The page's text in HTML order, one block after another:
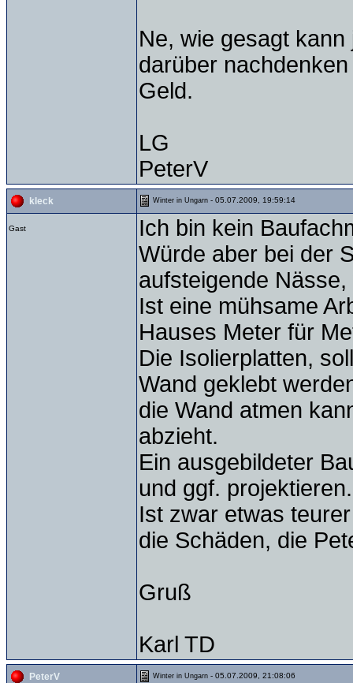
Ne, wie gesagt
darüber
Geld.
LG
PeterV
kleck Winter in Ungarn - 05.07.2009, 19:59:14
Gast
Ich bin kein
Würde aber bei der
aufsteigende
Ist eine mühsame
Hauses Meter für
Die Isolierplatten,
Wand geklebt
die Wand atmen
abzieht.
Ein ausgebildeter
und ggf. projektieren.
Ist zwar etwas
die Schäden, die
Gruß
Karl TD
PeterV Winter in Ungarn - 05.07.2009, 21:08:06